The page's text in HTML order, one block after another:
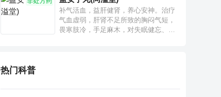
补气活血，益肝健肾，养心安神。治疗
气血虚弱，肝肾不足所致的胸闷气短，
畏寒肢冷，手足麻木，对失眠健忘、神
热门科普